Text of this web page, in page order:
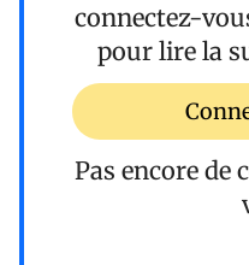
connectez-
pour lire la
Pas encore de